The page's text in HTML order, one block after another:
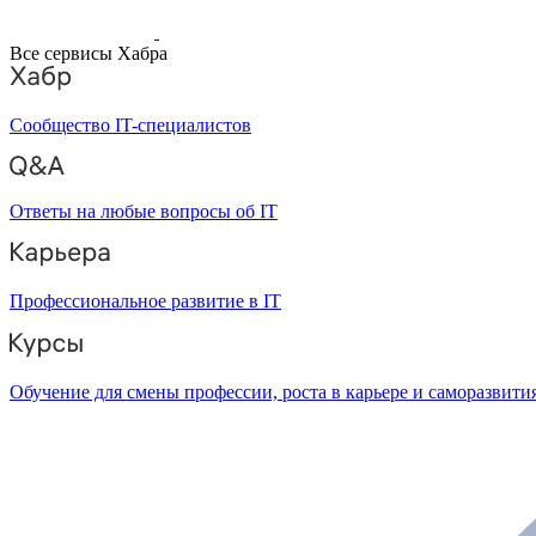
Все сервисы Хабра
Сообщество IT-специалистов
Ответы на любые вопросы об IT
Профессиональное развитие в IT
Обучение для смены профессии, роста в карьере и